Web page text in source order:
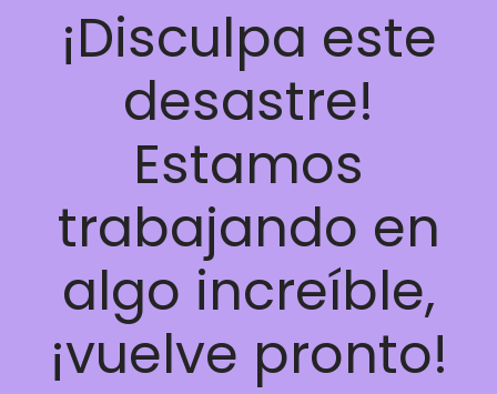
¡Disculpa este
desastre!
Estamos
trabajando en
algo increíble,
¡vuelve pronto!